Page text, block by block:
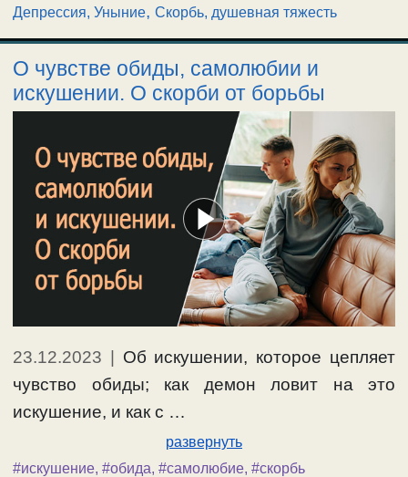
Депрессия, Уныние, Скорбь, душевная тяжесть
О чувстве обиды, самолюбии и
искушении. О скорби от борьбы
23.12.2023 | Об искушении, которое цепляет
чувство обиды; как демон ловит на это
искушение, и как с …
развернуть
#искушение, #обида, #самолюбие, #скорбь